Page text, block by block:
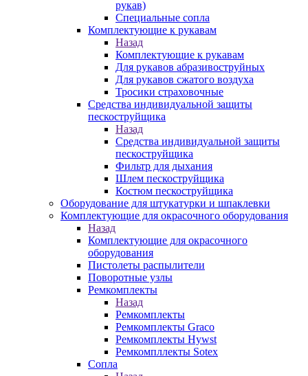
рукав)
Специальные сопла
Комплектующие к рукавам
Назад
Комплектующие к рукавам
Для рукавов абразивоструйных
Для рукавов сжатого воздуха
Тросики страховочные
Средства индивидуальной защиты
пескоструйщика
Назад
Средства индивидуальной защиты
пескоструйщика
Фильтр для дыхания
Шлем пескоструйщика
Костюм пескоструйщика
Оборудование для штукатурки и шпаклевки
Комплектующие для окрасочного оборудования
Назад
Комплектующие для окрасочного
оборудования
Пистолеты распылители
Поворотные узлы
Ремкомплекты
Назад
Ремкомплекты
Ремкомплекты Graco
Ремкомплекты Hywst
Ремкомпллекты Sotex
Сопла